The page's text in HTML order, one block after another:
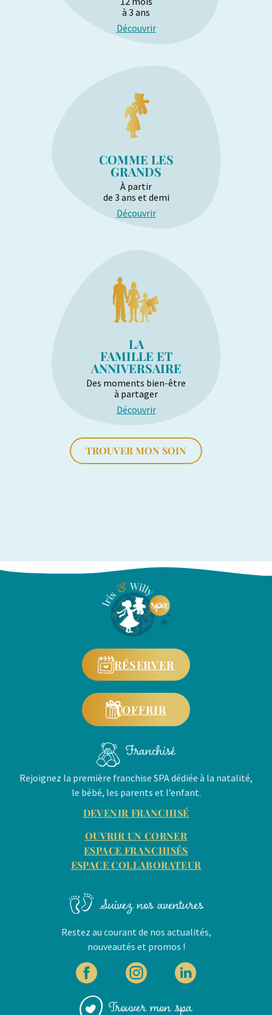
à 3 ans
Découvrir
COMME LES
GRANDS
À partir
de 3 ans et demi
Découvrir
LA
FAMILLE ET
ANNIVERSAIRE
Des moments bien-être
à partager
Découvrir
TROUVER MON SOIN
RÉSERVER
OFFRIR
Franchisé
Rejoignez la première franchise SPA dédiée à la natalité,
le bébé, les parents et l’enfant.
DEVENIR FRANCHISÉ
OUVRIR UN CORNER
ESPACE FRANCHISÉS
ESPACE COLLABORATEUR
Suivez nos aventures
Restez au courant de nos actualités,
nouveautés et promos !
Trouver mon spa